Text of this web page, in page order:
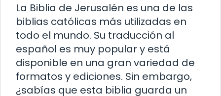
La Biblia de Jerusalén es una de las
biblias católicas más utilizadas en
todo el mundo. Su traducción al
español es muy popular y está
disponible en una gran variedad de
formatos y ediciones. Sin embargo,
¿sabías que esta biblia guarda un